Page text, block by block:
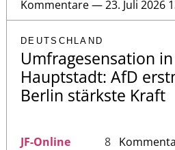
Kommentare — 23. Juli 2026
DEUTSCHLAND
Umfragesensation
Hauptstadt: AfD
Berlin stärkste Kraft
JF-Online 8